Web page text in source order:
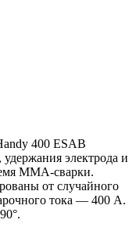
400 ESAB
электрода и
MMA-сварки.
от случайного
тока — 400 А.